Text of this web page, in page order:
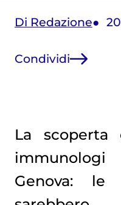
Di Redazione
Condividi
La
Genova: le